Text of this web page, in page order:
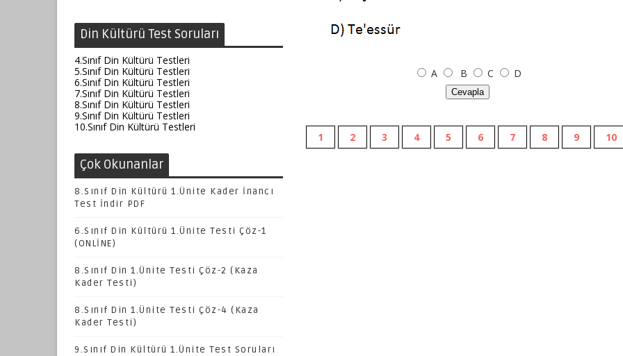
Din Kültürü Test Soruları
4.Sınıf Din Kültürü Testleri
5.Sınıf Din Kültürü Testleri
6.Sınıf Din Kültürü Testleri
7.Sınıf Din Kültürü Testleri
8.Sınıf Din Kültürü Testleri
9.Sınıf Din Kültürü Testleri
10.Sınıf Din Kültürü Testleri
Çok Okunanlar
8.Sınıf Din Kültürü 1.Ünite Kader İnancı
Test İndir PDF
6.Sınıf Din Kültürü 1.Ünite Testi Çöz-1
(ONLİNE)
8.Sınıf Din 1.Ünite Testi Çöz-2 (Kaza
Kader Testi)
8.Sınıf Din 1.Ünite Testi Çöz-4 (Kaza
Kader Testi)
9.Sınıf Din Kültürü 1.Ünite Test Soruları
A B C D
Cevapla
1 2 3 4 5 6 7 8 9 10